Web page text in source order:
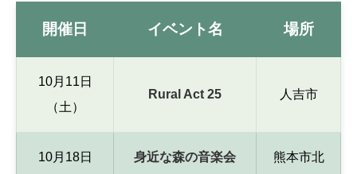
開催日 イベント名 場所
10月11日
（土）
Rural Act 25 人吉市
10月18日
身近な森の音楽会
熊本市北